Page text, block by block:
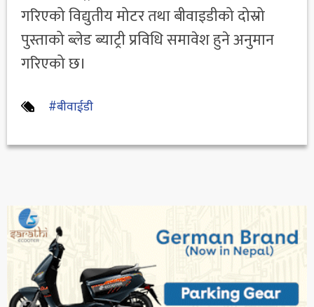
गरिएको विद्युतीय मोटर तथा बीवाइडीको दोस्रो
पुस्ताको ब्लेड ब्याट्री प्रविधि समावेश हुने अनुमान
गरिएको छ।
#बीवाईडी